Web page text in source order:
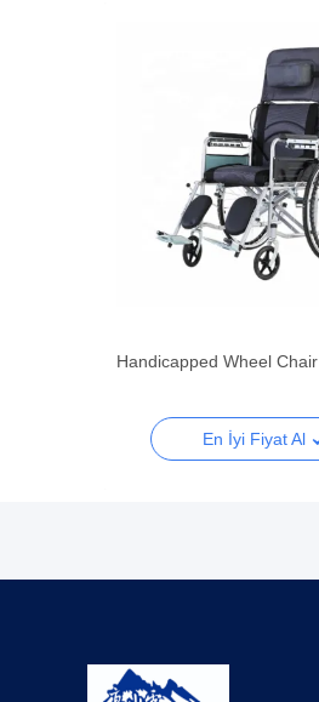
Handicapped Wheel Chair
En İyi Fiyat Al